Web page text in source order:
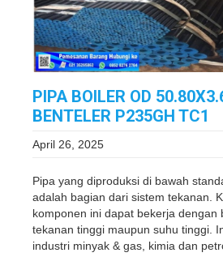
PIPA BOILER OD
BENTELER P235GH TC1
April 26, 2025
Pipa yang diproduksi di bawah
adalah bagian dari sistem tekanan.
komponen ini dapat bekerja dengan
tekanan tinggi maupun suhu tinggi.
industri minyak & gas, kimia dan